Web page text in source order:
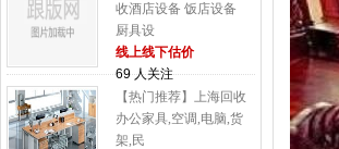
收酒店设备 饭店设备
厨具设
线上线下估价
69 人关注
【热门推荐】上海回收
办公家具,空调,电脑,货
架,民